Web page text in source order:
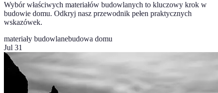
Wybór właściwych materiałów budowlanych to kluczowy krok w
budowie domu. Odkryj nasz przewodnik pełen praktycznych
wskazówek.
materiały budowlanebudowa domu
Jul 31